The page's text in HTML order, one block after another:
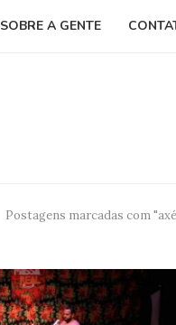
SOBRE A GENTE
Postagens marcadas com